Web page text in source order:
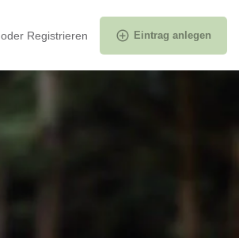
oder Registrieren Eintrag anlegen